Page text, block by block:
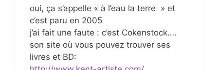
oui, ça s’appelle « à l’eau la terre » et
c’est paru en 2005
j’ai fait une faute : c’est Cokenstock….
son site où vous pouvez trouver ses
livres et BD: